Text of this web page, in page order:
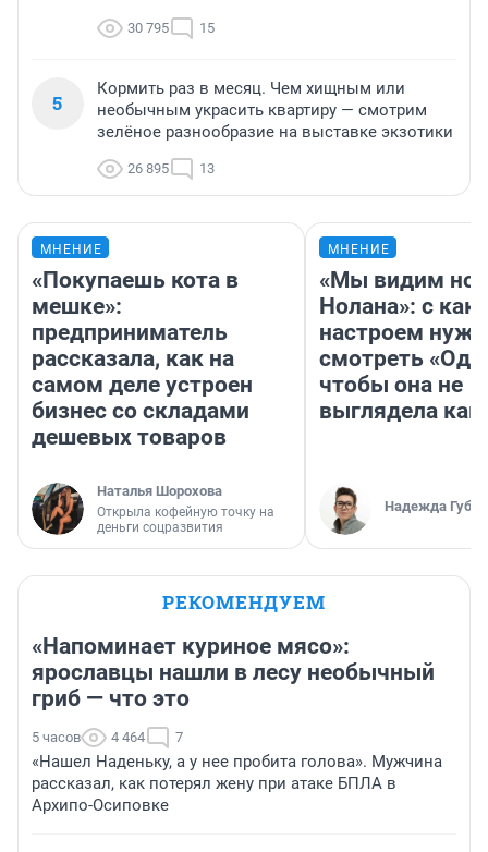
30 795 15
5
Кормить раз в месяц. Чем хищным или
необычным украсить квартиру — смотрим
зелёное разнообразие на выставке экзотики
26 895 13
МНЕНИЕ
«Покупаешь кота в
мешке»:
предприниматель
рассказала, как на
самом деле устроен
бизнес со складами
дешевых товаров
Наталья Шорохова
Открыла кофейную точку на
деньги соцразвития
МНЕНИЕ
«Мы видим
Нолана»: с
настроем
смотреть
чтобы она не
выглядела как
Надежда
РЕКОМЕНДУЕМ
«Напоминает куриное мясо»:
ярославцы нашли в лесу необычный
гриб — что это
5 часов 4 464 7
«Нашел Наденьку, а у нее пробита голова». Мужчина
рассказал, как потерял жену при атаке БПЛА в
Архипо-Осиповке